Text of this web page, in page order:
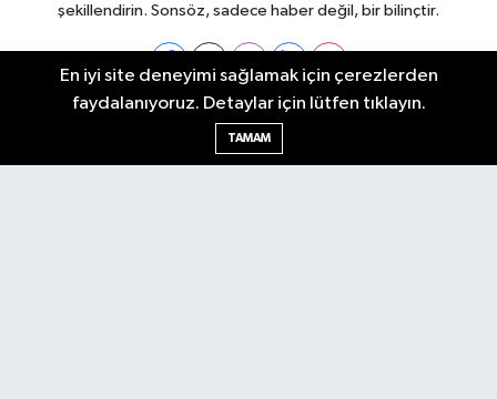
şekillendirin. Sonsöz, sadece haber değil, bir bilinçtir.
Ankara Nöbetçi Eczaneler
En iyi site deneyimi sağlamak için çerezlerden
faydalanıyoruz. Detaylar için lütfen tıklayın.
TAMAM